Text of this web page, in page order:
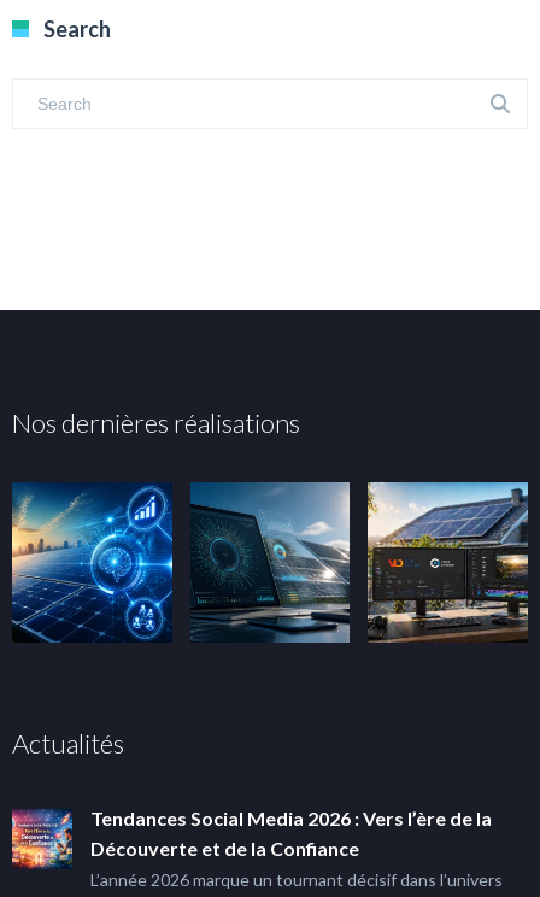
Search
Nos dernières réalisations
Actualités
Tendances Social Media 2026 : Vers l’ère de la
Découverte et de la Confiance
L’année 2026 marque un tournant décisif dans l’univers